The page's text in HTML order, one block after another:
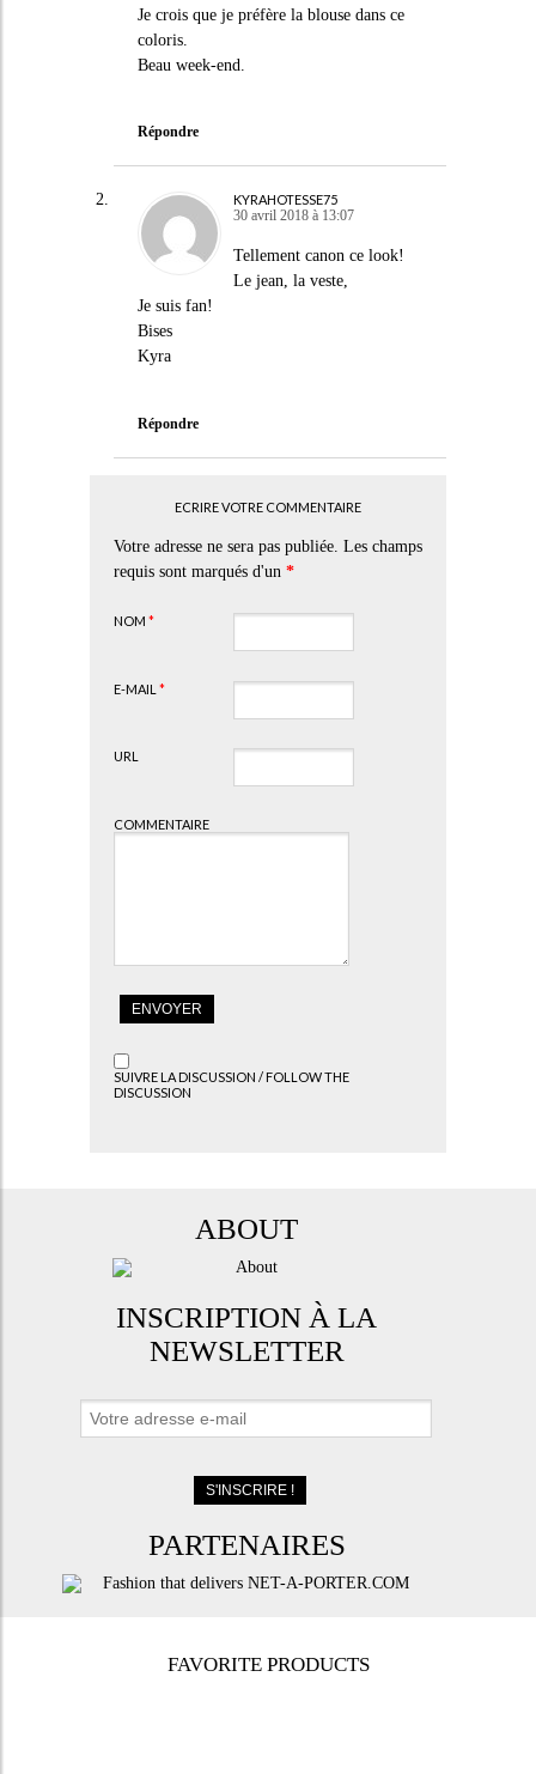
Je crois que je préfère la blouse dans ce
coloris.
Beau week-end.
Répondre
KYRAHOTESSE75
30 avril 2018 à 13:07
Tellement canon ce look!
Le jean, la veste,
Je suis fan!
Bises
Kyra
Répondre
ECRIRE VOTRE COMMENTAIRE
Votre adresse ne sera pas publiée. Les champs
requis sont marqués d'un *
NOM *
E-MAIL *
URL
COMMENTAIRE
SUIVRE LA DISCUSSION / FOLLOW THE
DISCUSSION
ABOUT
INSCRIPTION À LA
NEWSLETTER
PARTENAIRES
FAVORITE PRODUCTS